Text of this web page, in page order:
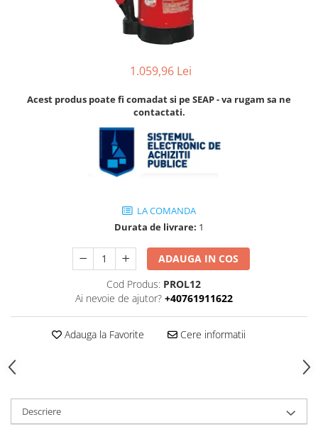
Aparate de respirat autonome
Accesorii pentru camere de
Detectoare de gaze
Accesorii detectare de gaz
Dispozitive de masurare radiatii
Diverse dispozitive de masurare
Accesorii stingatoare, paturi si
accesorii antifoc
1.059,96 Lei
Acest produs poate fi comadat si pe SEAP - va rugam sa ne
contactati.
LA COMANDA
Durata de livrare: 1
ADAUGA IN COS
Cod Produs: PROL12
Ai nevoie de ajutor? +40761911622
Adauga la Favorite Cere informatii
Descriere